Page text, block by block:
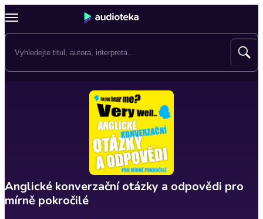
Anglické konverzační otázky a odpovědi pro
mírně pokročilé